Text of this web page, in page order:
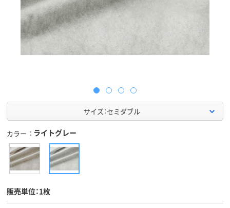
サイズ：セミダブル
カラー ライトグレー
販売単位：1枚